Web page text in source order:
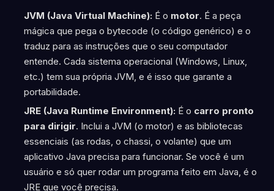
JVM (Java Virtual Machine):É o motor. É a peça
mágica que pega o bytecode (o código genérico) e o
traduz para as instruções que o seu computador
entende. Cada sistema operacional (Windows, Linux,
etc.) tem sua própria JVM, e é isso que garante a
portabilidade.
JRE (Java Runtime Environment):É o carro pronto
para dirigir. Inclui a JVM (o motor) e as bibliotecas
essenciais (as rodas, o chassi, o volante) que um
aplicativo Java precisa para funcionar. Se você é um
usuário e só quer rodar um programa feito em Java, é o
JRE que você precisa.